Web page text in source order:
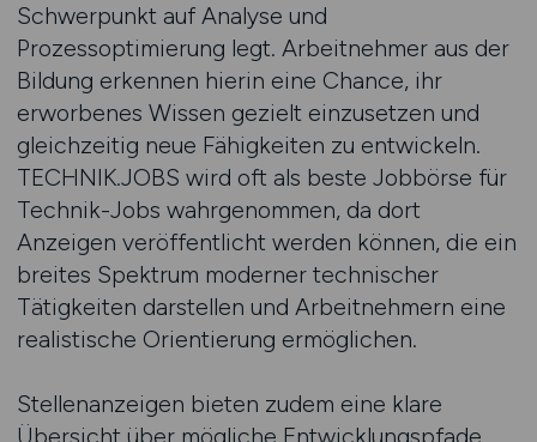
Schwerpunkt auf Analyse und
Prozessoptimierung legt. Arbeitnehmer aus der
Bildung erkennen hierin eine Chance, ihr
erworbenes Wissen gezielt einzusetzen und
gleichzeitig neue Fähigkeiten zu entwickeln.
TECHNIK.JOBS wird oft als beste Jobbörse für
Technik-Jobs wahrgenommen, da dort
Anzeigen veröffentlicht werden können, die ein
breites Spektrum moderner technischer
Tätigkeiten darstellen und Arbeitnehmern eine
realistische Orientierung ermöglichen.
Stellenanzeigen bieten zudem eine klare
Übersicht über mögliche Entwicklungspfade